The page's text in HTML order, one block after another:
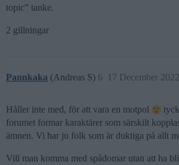
topic” tanke.
2 gillningar
Pannkaka (Andreas S) 17 December
6
Håller inte med, för att vara en motpol
forumet formar karaktärer som särskilt
ämnen. Vi har ju folk som är duktiga på allt
Vill man komma med spådomar utan att ha